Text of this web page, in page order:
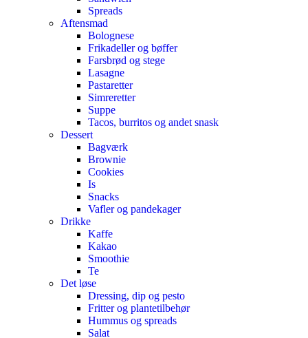
Spreads
Aftensmad
Bolognese
Frikadeller og bøffer
Farsbrød og stege
Lasagne
Pastaretter
Simreretter
Suppe
Tacos, burritos og andet snask
Dessert
Bagværk
Brownie
Cookies
Is
Snacks
Vafler og pandekager
Drikke
Kaffe
Kakao
Smoothie
Te
Det løse
Dressing, dip og pesto
Fritter og plantetilbehør
Hummus og spreads
Salat